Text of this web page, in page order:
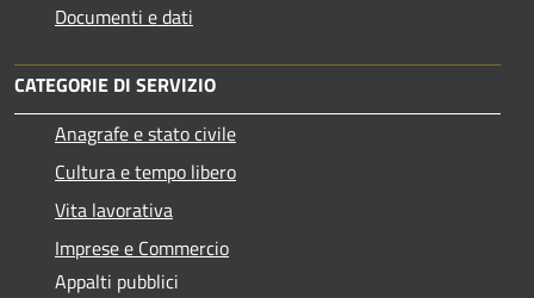
Documenti e dati
CATEGORIE DI SERVIZIO
Anagrafe e stato civile
Cultura e tempo libero
Vita lavorativa
Imprese e Commercio
Appalti pubblici